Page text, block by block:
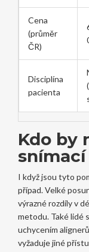
Cena
(průměr
ČR)
Disciplína
pacienta
Kdo by
I když jsou tyto
případ. Velké
výrazné rozdíly v
metodu. Také lidé
uchycením
vyžaduje jiné